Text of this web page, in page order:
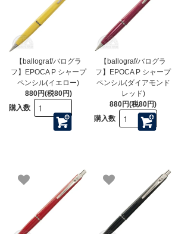
【ballograf/バログラ
フ】EPOCA P シャープ
ペンシル(イエロー)
880円(税80円)
購入数
【ballograf/バログラ
フ】EPOCA P シャープ
ペンシル(ダイアモンド
レッド)
880円(税80円)
購入数